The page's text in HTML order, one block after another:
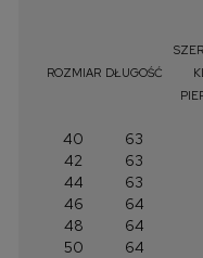
ROZMIAR DŁUGOŚĆ
40 63
42
63
44
63
46
64
48
64
50
64